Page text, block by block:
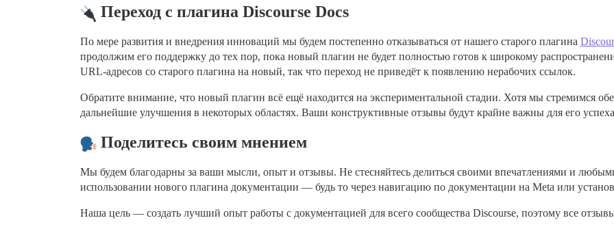
Переход с плагина Discourse Docs
По мере развития и внедрения инноваций мы будем постепенно отказываться от нашего старого плагина
продолжим его поддержку до тех пор, пока новый плагин не будет полностью готов к широкому
URL-адресов со старого плагина на новый, так что переход не приведёт к появлению нерабочих ссылок.
Обратите внимание, что новый плагин всё ещё находится на экспериментальной стадии. Хотя мы стремимся
дальнейшие улучшения в некоторых областях. Ваши конструктивные отзывы будут крайне важны для его
Поделитесь своим мнением
Мы будем благодарны за ваши мысли, опыт и отзывы. Не стесняйтесь делиться своими впечатлениями и
использовании нового плагина документации — будь то через навигацию по документации на Meta или
Наша цель — создать лучший опыт работы с документацией для всего сообщества Discourse, поэтому все